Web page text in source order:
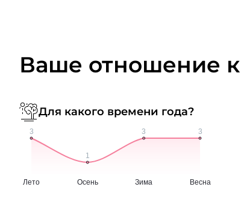
Ваше отношение
Для какого времени года?